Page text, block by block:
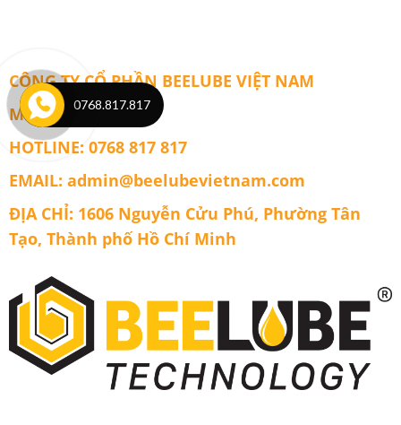
Beelube
CÔNG TY CỔ PHẦN BEELUBE VIỆT NAM
MST: 0317367889
HOTLINE: 0768 817 817
EMAIL: admin@beelubevietnam.com
ĐỊA CHỈ: 1606 Nguyễn Cửu Phú, Phường Tân
Tạo, Thành phố Hồ Chí Minh
0768.817.817